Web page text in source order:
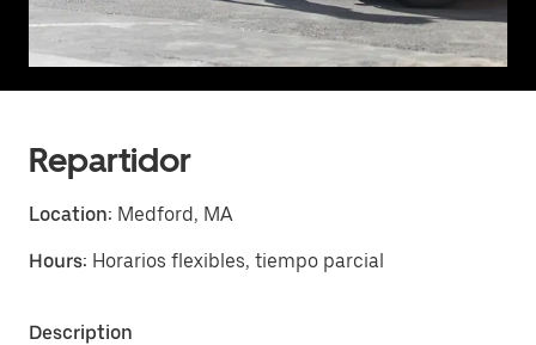
Repartidor
Location: Medford, MA
Hours: Horarios flexibles, tiempo parcial
Description